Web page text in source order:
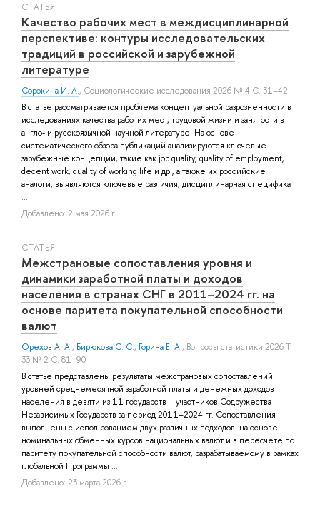
СТАТЬЯ
Качество рабочих мест в междисциплинарной
перспективе: контуры исследовательских
традиций в российской и зарубежной
литературе
Сорокина И. А., Социологические исследования 2026 № 4 С. 31–42
В статье рассматривается проблема концептуальной разрозненности в
исследованиях качества рабочих мест, трудовой жизни и занятости в
англо- и русскоязычной научной литературе. На основе
систематического обзора публикаций анализируются ключевые
зарубежные концепции, такие как job quality, quality of employment,
decent work, quality of working life и др., а также их российские
аналоги, выявляются ключевые различия, дисциплинарная специфика
...
Добавлено: 2 мая 2026 г.
СТАТЬЯ
Межстрановые сопоставления уровня и
динамики заработной платы и доходов
населения в странах СНГ в 2011–2024 гг. на
основе паритета покупательной способности
валют
Орехов А. А., Бирюкова С. С., Горина Е. А., Вопросы статистики 2026 Т.
33 № 2 С. 81–90
В статье представлены результаты межстрановых сопоставлений
уровней среднемесячной заработной платы и денежных доходов
населения в девяти из 11 государств – участников Содружества
Независимых Государств за период 2011–2024 гг. Сопоставления
выполнены с использованием двух различных подходов: на основе
номинальных обменных курсов национальных валют и в пересчете по
паритету покупательной способности валют, разрабатываемому в рамках
глобальной Программы ...
Добавлено: 23 марта 2026 г.